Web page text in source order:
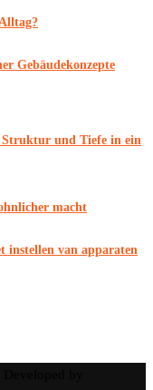
Gebäudekonzepte
Struktur und Tiefe in ein
macht
instellen van apparaten